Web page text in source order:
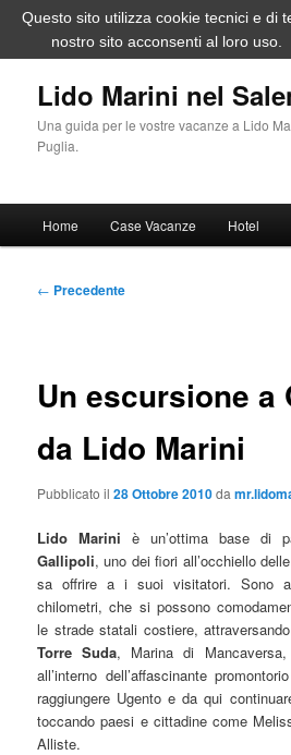
contenuto
Lido Marini nel
Una guida per le vostre vacanze a Lido
Puglia.
principale
Home Case Vacanze Hotel
Navigazione
← Precedente
Un escursione a
da Lido Marini
Pubblicato il28 Ottobre 2010da
Lido Marini è un’ottima base di
Gallipoli, uno dei fiori all’occhiello
sa offrire a i suoi visitatori. Sono
chilometri, che si possono
le strade statali costiere,
Torre Suda, Marina di
all’interno dell’affascinante
raggiungere Ugento e da qui
toccando paesi e cittadine come
Alliste.
Questo sito utilizza cookie tecnici e di
nostro sito acconsenti al loro uso.